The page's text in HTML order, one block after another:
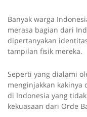
Banyak warga
merasa bagian dari
dipertanyakan
tampilan fisik mereka.
Seperti yang dialami
menginjakkan kakinya
di Indonesia yang
kekuasaan dari Orde